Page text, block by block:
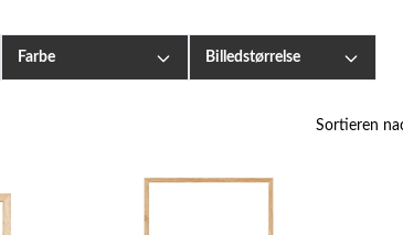
Farbe Billedstørrelse
Sortieren